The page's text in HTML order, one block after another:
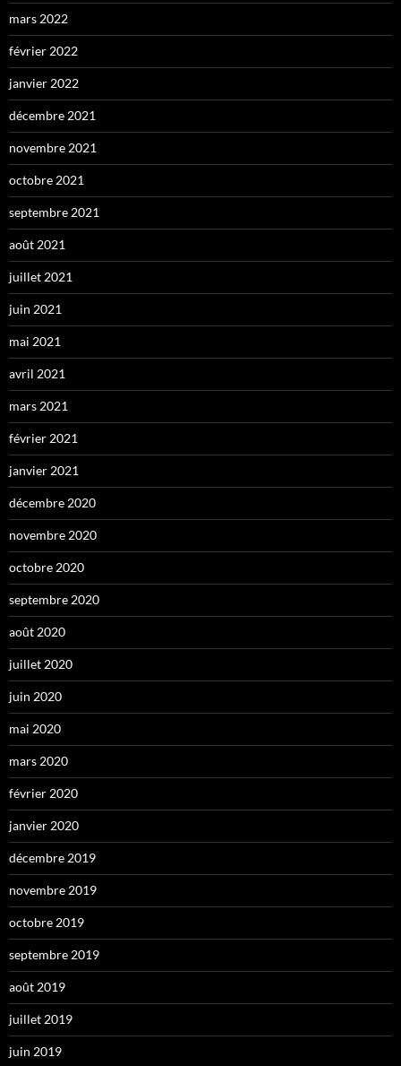
mars 2022
février 2022
janvier 2022
décembre 2021
novembre 2021
octobre 2021
septembre 2021
août 2021
juillet 2021
juin 2021
mai 2021
avril 2021
mars 2021
février 2021
janvier 2021
décembre 2020
novembre 2020
octobre 2020
septembre 2020
août 2020
juillet 2020
juin 2020
mai 2020
mars 2020
février 2020
janvier 2020
décembre 2019
novembre 2019
octobre 2019
septembre 2019
août 2019
juillet 2019
juin 2019